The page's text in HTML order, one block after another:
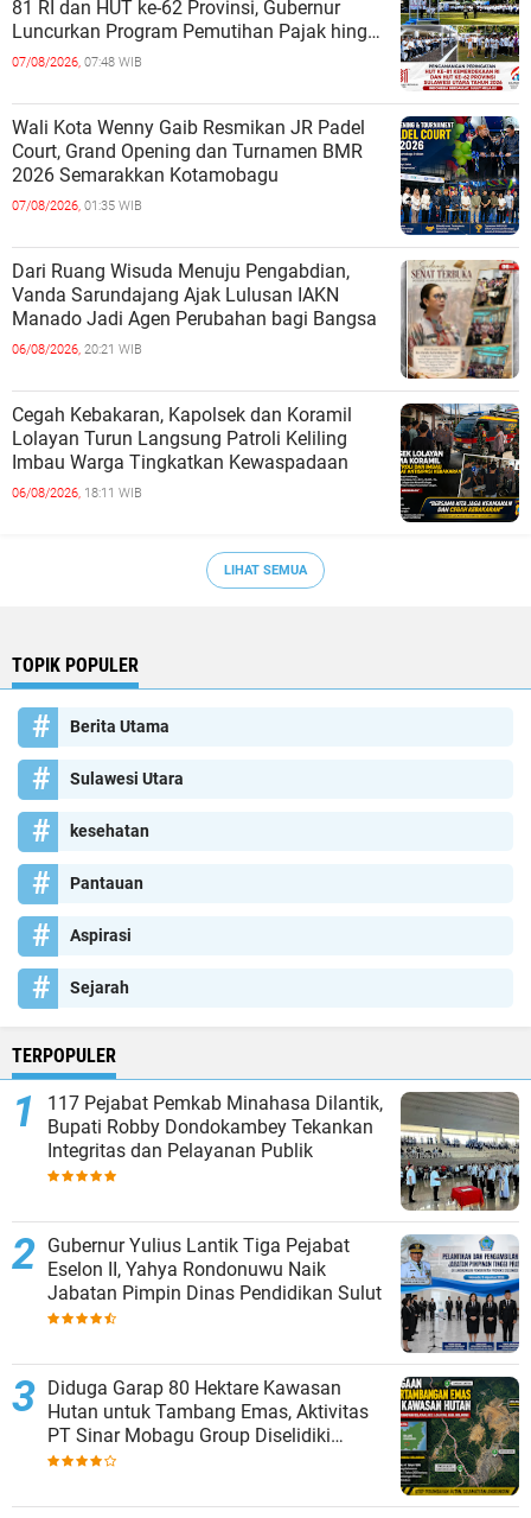
81 RI dan HUT ke-62 Provinsi, Gubernur
Luncurkan Program Pemutihan Pajak hingga
Pembagian Jutaan Bibit Kelapa
07/08/2026, 07:48 WIB
Wali Kota Wenny Gaib Resmikan JR Padel
Court, Grand Opening dan Turnamen BMR
2026 Semarakkan Kotamobagu
07/08/2026, 01:35 WIB
Dari Ruang Wisuda Menuju Pengabdian,
Vanda Sarundajang Ajak Lulusan IAKN
Manado Jadi Agen Perubahan bagi Bangsa
06/08/2026, 20:21 WIB
Cegah Kebakaran, Kapolsek dan Koramil
Lolayan Turun Langsung Patroli Keliling
Imbau Warga Tingkatkan Kewaspadaan
06/08/2026, 18:11 WIB
LIHAT SEMUA
TOPIK POPULER
Berita Utama
Sulawesi Utara
kesehatan
Pantauan
Aspirasi
Sejarah
TERPOPULER
117 Pejabat Pemkab Minahasa Dilantik,
Bupati Robby Dondokambey Tekankan
Integritas dan Pelayanan Publik
Gubernur Yulius Lantik Tiga Pejabat
Eselon II, Yahya Rondonuwu Naik
Jabatan Pimpin Dinas Pendidikan Sulut
Diduga Garap 80 Hektare Kawasan
Hutan untuk Tambang Emas, Aktivitas
PT Sinar Mobagu Group Diselidiki
Aparat